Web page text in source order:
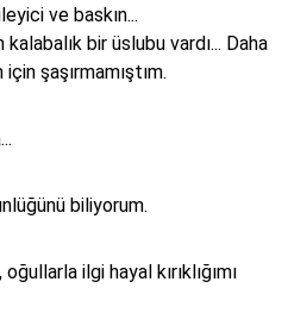
ve baskın...
bir üslubu vardı... Daha
şaşırmamıştım.
biliyorum.
ilgi hayal kırıklığımı